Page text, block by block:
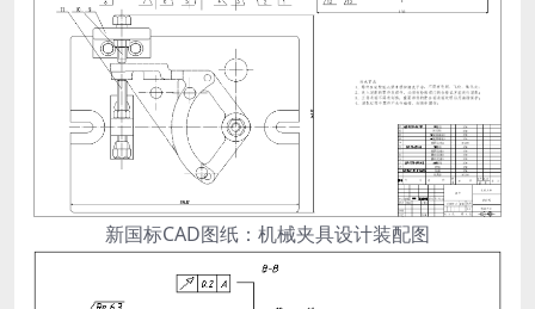
新国标CAD图纸：机械夹具设计装配图